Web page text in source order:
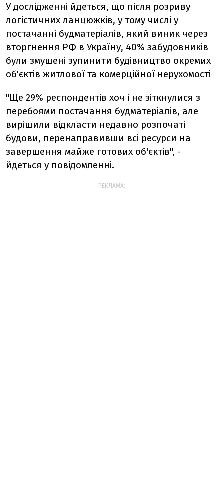
У дослідженні йдеться, що після розриву
логістичних ланцюжків, у тому числі у
постачанні будматеріалів, який виник через
вторгнення РФ в Україну, 40% забудовників
були змушені зупинити будівництво окремих
об'єктів житлової та комерційної нерухомості
"Ще 29% респондентів хоч і не зіткнулися з
перебоями постачання будматеріалів, але
вирішили відкласти недавно розпочаті
будови, перенаправивши всі ресурси на
завершення майже готових об'єктів", -
йдеться у повідомленні.
РЕКЛАМА: